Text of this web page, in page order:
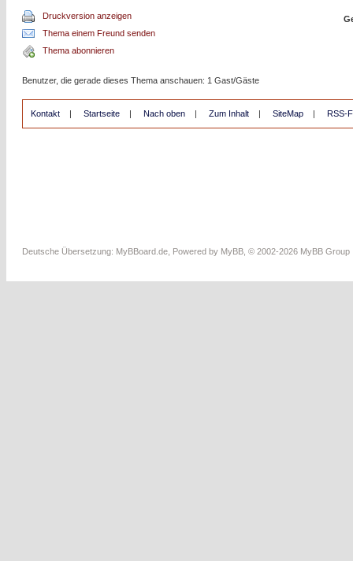
Druckversion anzeigen
Thema einem Freund senden
Thema abonnieren
Benutzer, die gerade dieses Thema anschauen: 1 Gast/Gäste
Kontakt | Startseite | Nach oben | Zum Inhalt | SiteMap | RSS-
Deutsche Übersetzung: MyBBoard.de , Powered by MyBB , © 2002-2026 MyBB Group